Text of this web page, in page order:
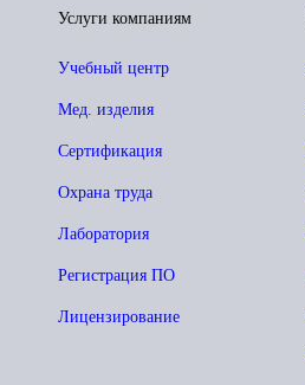
Услуги компаниям
Учебный центр
Мед. изделия
Сертификация
Охрана труда
Лаборатория
Регистрация ПО
Лицензирование